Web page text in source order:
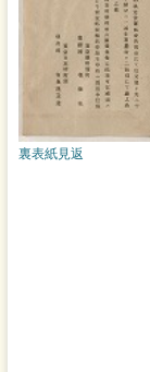
裏表紙見返